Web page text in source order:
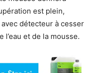
est plein,
détecteur à cesser
et de la mousse.